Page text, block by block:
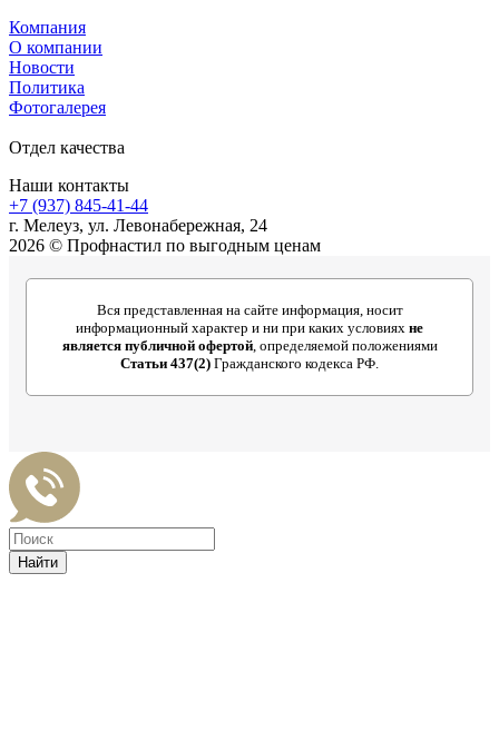
Компания
О компании
Новости
Политика
Фотогалерея
Отдел качества
Наши контакты
+7 (937) 845-41-44
г. Мелеуз, ул. Левонабережная, 24
2026 © Профнастил по выгодным ценам
Вся представленная на сайте информация, носит
информационный характер и ни при каких условиях не
является публичной офертой, определяемой положениями
Статьи 437(2) Гражданского кодекса РФ.
Найти